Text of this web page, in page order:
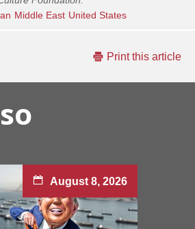
Middle East United States
Print this article
August 8, 2026